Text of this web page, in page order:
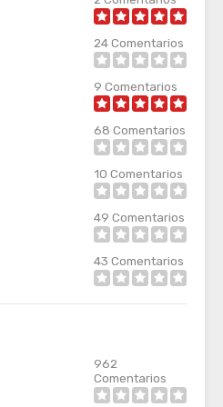
24Comentarios
9 Comentarios
68 Comentarios
10 Comentarios
49 Comentarios
43 Comentarios
962
Comentarios